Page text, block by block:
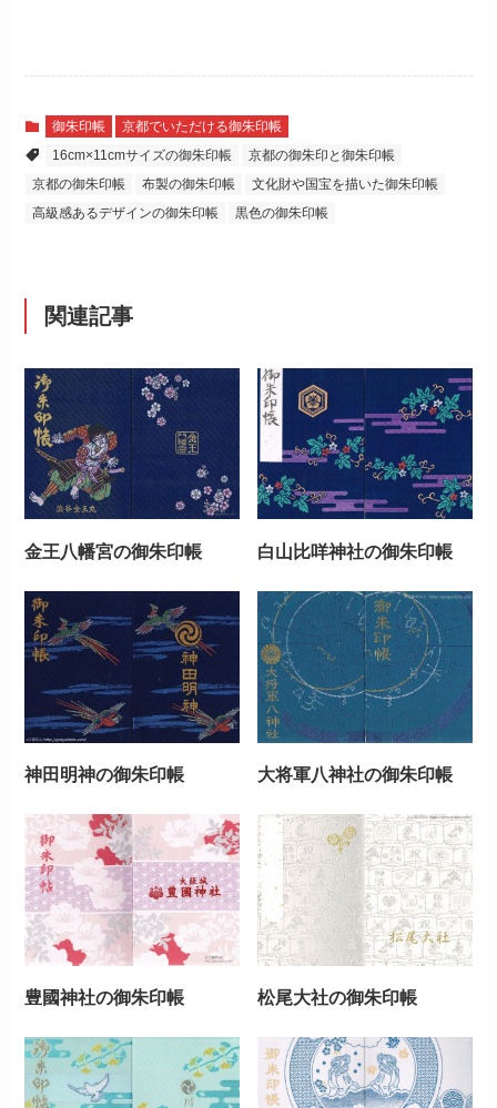
御朱印帳
京都でいただける御朱印帳
16cm×11cmサイズの御朱印帳
京都の御朱印と御朱印帳
京都の御朱印帳
布製の御朱印帳
文化財や国宝を描いた御朱印帳
高級感あるデザインの御朱印帳
黒色の御朱印帳
関連記事
金王八幡宮の御朱印帳 白山比咩神社の御朱印帳
神田明神の御朱印帳 大将軍八神社の御朱印帳
豊國神社の御朱印帳 松尾大社の御朱印帳